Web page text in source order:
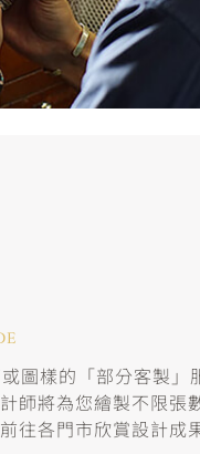
圖樣的「部分客製」
師將為您繪製不限張
往各門市欣賞設計成